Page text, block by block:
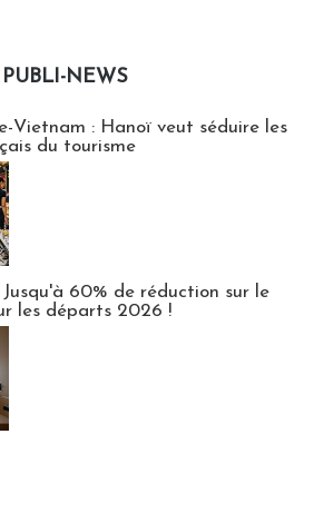
PUBLI-NEWS
Vietnam : Hanoï veut séduire les
du tourisme
60% de réduction sur le
les départs 2026 !